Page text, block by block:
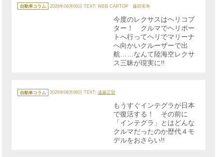
テ
ゴ
自動車コラム 2026年08月06日 TEXT: WEB CARTOP 藤田実寿
今度のレクサスはヘリコプ
ター！ クルマでヘリポー
トへ行ってヘリでマリーナ
へ向かいクルーザーで出
航……なんて陸海空レクサ
ス三昧が現実に!!
テ
ゴ
自動車コラム 2026年08月06日 TEXT: 遠藤正賢
もうすぐインテグラが日本
で復活する！ その前に
「インテグラ」とはどんな
クルマだったのか歴代４モ
デルをおさらい!!